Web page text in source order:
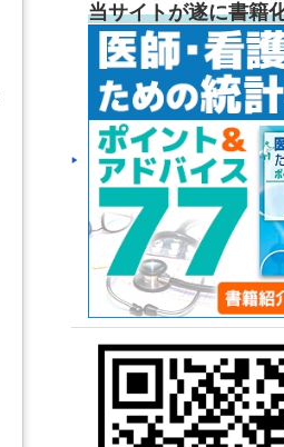
当サイトが遂に書籍